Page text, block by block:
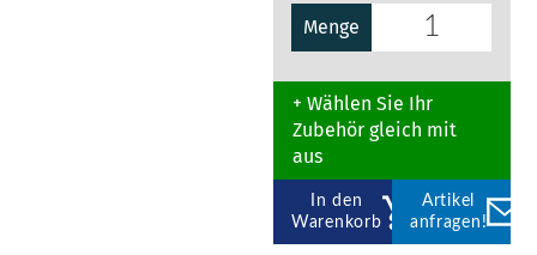
Faltdisplays kaufen
Menge
+ Wählen Sie Ihr
Zubehör gleich mit
aus
In den
Warenkorb
Artikel
anfragen!